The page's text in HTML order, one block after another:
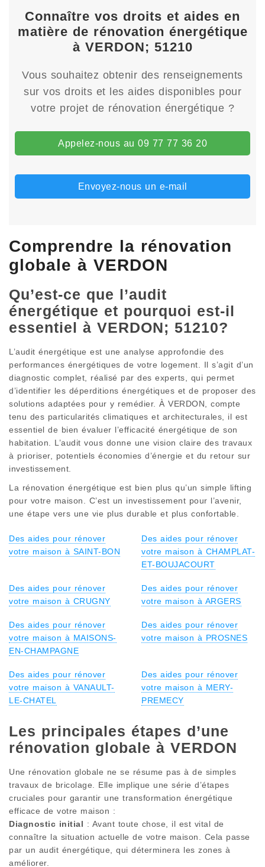
Connaître vos droits et aides en
matière de rénovation énergétique
à VERDON; 51210
Vous souhaitez obtenir des renseignements
sur vos droits et les aides disponibles pour
votre projet de rénovation énergétique ?
Appelez-nous au 09 77 77 36 20
Envoyez-nous un e-mail
Comprendre la rénovation
globale à VERDON
Qu’est-ce que l’audit
énergétique et pourquoi est-il
essentiel à VERDON; 51210?
L’audit énergétique est une analyse approfondie des
performances énergétiques de votre logement. Il s’agit d’un
diagnostic complet, réalisé par des experts, qui permet
d’identifier les déperditions énergétiques et de proposer des
solutions adaptées pour y remédier. À VERDON, compte
tenu des particularités climatiques et architecturales, il est
essentiel de bien évaluer l’efficacité énergétique de son
habitation. L’audit vous donne une vision claire des travaux
à prioriser, potentiels économies d’énergie et du retour sur
investissement.
La rénovation énergétique est bien plus qu’un simple lifting
pour votre maison. C’est un investissement pour l’avenir,
une étape vers une vie plus durable et plus confortable.
Des aides pour rénover
votre maison à SAINT-BON
Des aides pour rénover
votre maison à CHAMPLAT-
ET-BOUJACOURT
Des aides pour rénover
votre maison à CRUGNY
Des aides pour rénover
votre maison à ARGERS
Des aides pour rénover
votre maison à MAISONS-
EN-CHAMPAGNE
Des aides pour rénover
votre maison à PROSNES
Des aides pour rénover
votre maison à VANAULT-
LE-CHATEL
Des aides pour rénover
votre maison à MERY-
PREMECY
Les principales étapes d’une
rénovation globale à VERDON
Une rénovation globale ne se résume pas à de simples
travaux de bricolage. Elle implique une série d’étapes
cruciales pour garantir une transformation énergétique
efficace de votre maison :
Diagnostic initial : Avant toute chose, il est vital de
connaître la situation actuelle de votre maison. Cela passe
par un audit énergétique, qui déterminera les zones à
améliorer.